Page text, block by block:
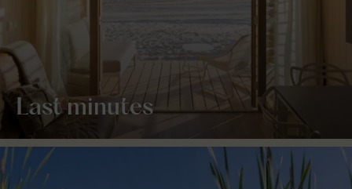
Last minutes